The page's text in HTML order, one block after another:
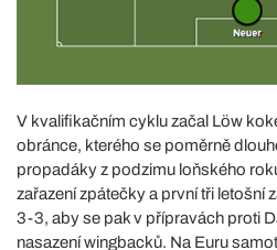
V kvalifikačním cyklu začal Löw
obránce, kterého se poměrně
propadáky z podzimu loňského
zařazení zpátečky a první tři letošní
3-3, aby se pak v přípravách proti
nasazení wingbacků. Na Euru